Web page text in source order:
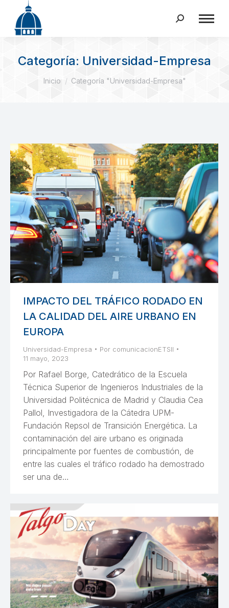
Buscar:
Categoría: Universidad-Empresa
Estás aquí:
Inicio Categoría "Universidad-Empresa"
IMPACTO DEL TRÁFICO RODADO EN
LA CALIDAD DEL AIRE URBANO EN
EUROPA
Universidad-Empresa Por comunicacionETSII
11 mayo, 2023
Por Rafael Borge, Catedrático de la Escuela
Técnica Superior de Ingenieros Industriales de la
Universidad Politécnica de Madrid y Claudia Cea
Pallol, Investigadora de la Cátedra UPM-
Fundación Repsol de Transición Energética. La
contaminación del aire urbano es originada
principalmente por fuentes de combustión, de
entre las cuales el tráfico rodado ha demostrado
ser una de…